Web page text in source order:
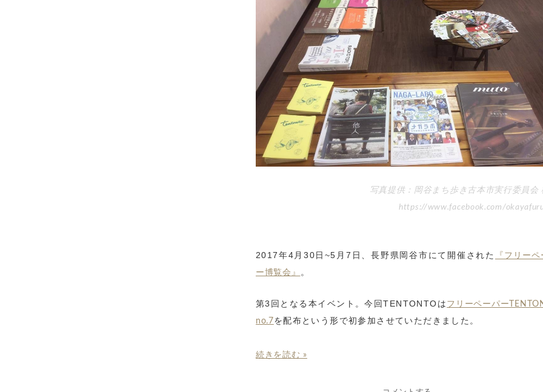
写真提供：岡谷まち歩き古本市実行委員
https://www.facebook.com/
2017年4月30日~5月7日、長野県岡谷市にて開催された
『フリー
ー博覧会』
。
第3回となる本イベント。今回TENTONTOは フリーペーパー
no.7を配布という形で初参加させていただきました。
続きを読む »